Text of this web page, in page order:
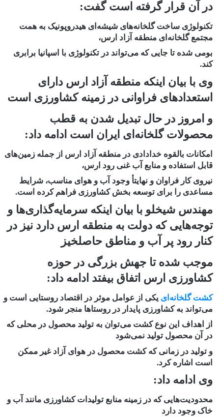
در آن قرار گرفته است گفت:
تکنولوژی ساخت گلخانه‌های شیشه‌ای هیدروپونیک به همت
مجتمع گلخانه‌ای منطقه آزاد ارس،
بومی شده تا جایی که می‌تواند در تکنولوژی با اسپانیا برابری
کند.
وی با بیان اینکه منطقه آزاد ارس دارای
استعداد‌های فراوانی در زمینه کشاورزی است
و امروز در حال تبدیل شدن به قطب
محصولات گلخانه‌ای ایران است ادامه داد:
امکانات بالقوه خدادادی در منطقه آزاد ارس از جمله زمین‌های
قابل استفاده و منابع آب غنی رود ارس،
نیروی کار فراوان و نهایتأ وجود آب و هوای مناسب، شرایط
مساعدی را برای توسعه بخش کشاورزی فراهم کرده است.
مهندس شیخلو با بیان اینکه سرمایه‌گذاری‌ها و
توجه‌هایی که دولت به منطقه ارس دارد نیز در
کنار رود پر آب و مناطق حاصلخیز
موجب شده تا جهش بزرگی در حوزه
کشاورزی ارس اتفاق بیفتد ادامه داد:
کشت گلخانه‌ای یکی از عوامل موثر در اقتصاد روستایی است و
می‌تواند به کشاورزی پایدار در روستا‌ها منجر شود.
از اهداف این نوع کشت می‌توان به تولید محصول در محلی که
در آن محصول تولید نمی‌شود
و تولید در زمانی که کشت محصول در هوای آزاد غیر ممکن
است اشاره کرد.
وی ادامه داد:
محدودیت‌هایی که در زمینه منابع تولیدات کشاورزی مانند آب و
خاک وجود دارد